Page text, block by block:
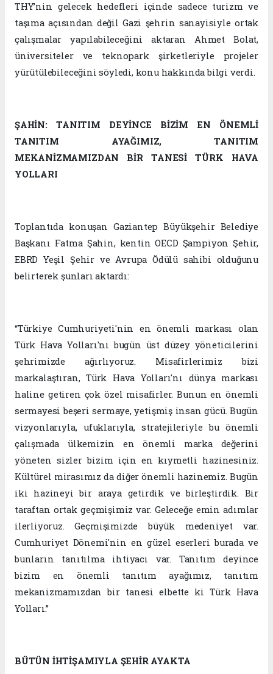
THY’nin gelecek hedefleri içinde sadece turizm ve
taşıma açısından değil Gazi şehrin sanayisiyle ortak
çalışmalar yapılabileceğini aktaran Ahmet Bolat,
üniversiteler ve teknopark şirketleriyle projeler
yürütülebileceğini söyledi, konu hakkında bilgi verdi.
ŞAHİN: TANITIM DEYİNCE BİZİM EN ÖNEMLİ
TANITIM AYAĞIMIZ, TANITIM
MEKANİZMAMIZDAN BİR TANESİ TÜRK HAVA
YOLLARI
Toplantıda konuşan Gaziantep Büyükşehir Belediye
Başkanı Fatma Şahin, kentin OECD Şampiyon Şehir,
EBRD Yeşil Şehir ve Avrupa Ödülü sahibi olduğunu
belirterek şunları aktardı:
“Türkiye Cumhuriyeti'nin en önemli markası olan
Türk Hava Yolları'nı bugün üst düzey yöneticilerini
şehrimizde ağırlıyoruz. Misafirlerimiz bizi
markalaştıran, Türk Hava Yolları'nı dünya markası
haline getiren çok özel misafirler. Bunun en önemli
sermayesi beşeri sermaye, yetişmiş insan gücü. Bugün
vizyonlarıyla, ufuklarıyla, stratejileriyle bu önemli
çalışmada ülkemizin en önemli marka değerini
yöneten sizler bizim için en kıymetli hazinesiniz.
Kültürel mirasımız da diğer önemli hazinemiz. Bugün
iki hazineyi bir araya getirdik ve birleştirdik. Bir
taraftan ortak geçmişimiz var. Geleceğe emin adımlar
ilerliyoruz. Geçmişimizde büyük medeniyet var.
Cumhuriyet Dönemi'nin en güzel eserleri burada ve
bunların tanıtılma ihtiyacı var. Tanıtım deyince
bizim en önemli tanıtım ayağımız, tanıtım
mekanizmamızdan bir tanesi elbette ki Türk Hava
Yolları.”
BÜTÜN İHTİŞAMIYLA ŞEHİR AYAKTA